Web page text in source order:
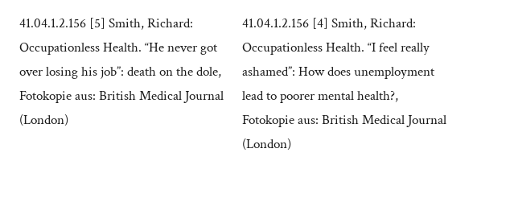
41.04.1.2.156 [5] Smith, Richard:
Occupationless Health. “He never got
over losing his job”: death on the dole,
Fotokopie aus: British Medical Journal
(London)
41.04.1.2.156 [4] Smith, Richard:
Occupationless Health. “I feel really
ashamed”: How does unemployment
lead to poorer mental health?,
Fotokopie aus: British Medical Journal
(London)